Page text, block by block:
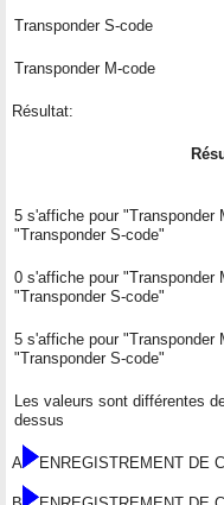
Transponder S-code
Transponder M-code
Résultat:
5 s'affiche pour "Transponder
"Transponder S-code"
0 s'affiche pour "Transponder
"Transponder S-code"
5 s'affiche pour "Transponder
"Transponder S-code"
Les valeurs sont différentes
dessus
A ENREGISTREMENT DE